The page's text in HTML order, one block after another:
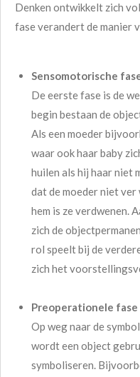
Denken ontwikkelt zich
fase verandert de manier
Sensomotorische
De eerste fase is de
begin bestaan de
Als een moeder
waar ook haar baby
huilen als hij haar niet
dat de moeder niet
hem is ze verdwenen.
zich de
rol speelt bij de
zich het
Preoperationele fase
Op weg naar de
wordt een object
symboliseren.